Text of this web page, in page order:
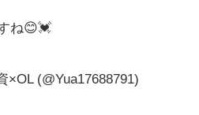
ね😊💓
(@Yua17688791)